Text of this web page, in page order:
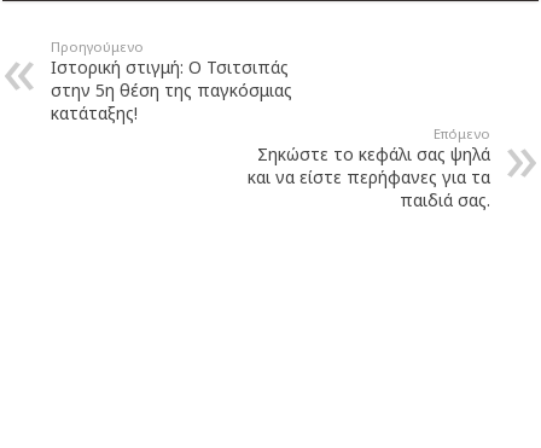
Προηγούμενο
Ιστορική στιγμή: Ο Τσιτσιπάς
στην 5η θέση της παγκόσμιας
κατάταξης!
Επόμενο
Σηκώστε το κεφάλι σας ψηλά
και να είστε περήφανες για τα
παιδιά σας.